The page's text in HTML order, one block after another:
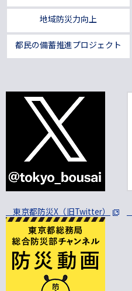
地域防災力向上
都民の備蓄推進プロジェクト
東京都防災X（旧Twitter）